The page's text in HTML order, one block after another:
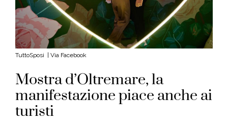
TuttoSposi | Via Facebook
Mostra d’Oltremare, la
manifestazione piace anche ai
turisti